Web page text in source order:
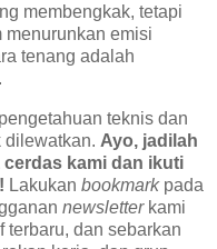
membengkak, tetapi
emisi
tenang adalah
teknis dan
dilewatkan. Ayo, jadilah
kami dan ikuti
Lakukan bookmarkpada
newsletterkami
terbaru, dan sebarkan